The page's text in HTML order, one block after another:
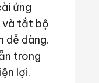
ứng
và tắt bộ
dễ dàng.
trong
lợi.